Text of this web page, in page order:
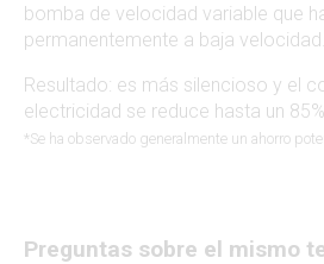
bomba de velocidad variable que
permanentemente a baja velocidad.
Resultado: es más silencioso y el
electricidad se reduce hasta un
*Se ha observado generalmente un ahorro
Preguntas sobre el mismo